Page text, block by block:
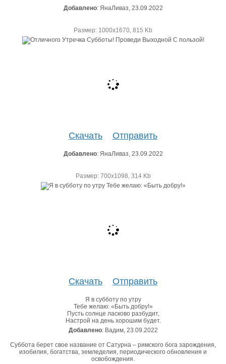
Добавлено: ЯнаЛиваз, 23.09.2022
Размер: 1000х1670, 815 Kb
Скачать Отправить
Добавлено: ЯнаЛиваз, 23.09.2022
Размер: 700х1098, 314 Kb
Скачать Отправить
Я в субботу по утру
Тебе желаю: «Быть добру!»
Пусть солнце ласково разбудит,
Настрой на день хорошим будет.
Добавлено: Вадим, 23.09.2022
Суббота берет свое название от Сатурна – римского бога зарождения,
изобилия, богатства, земледелия, периодического обновления и
освобождения.